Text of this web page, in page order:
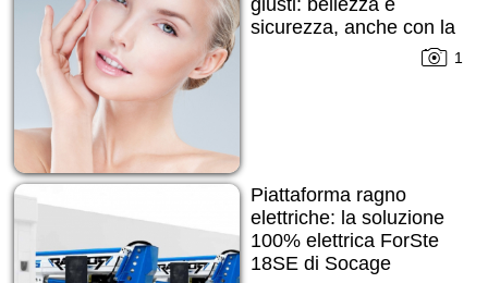
giusti: bellezza e
sicurezza, anche con la
1
Piattaforma ragno
elettriche: la soluzione
100% elettrica ForSte
18SE di Socage